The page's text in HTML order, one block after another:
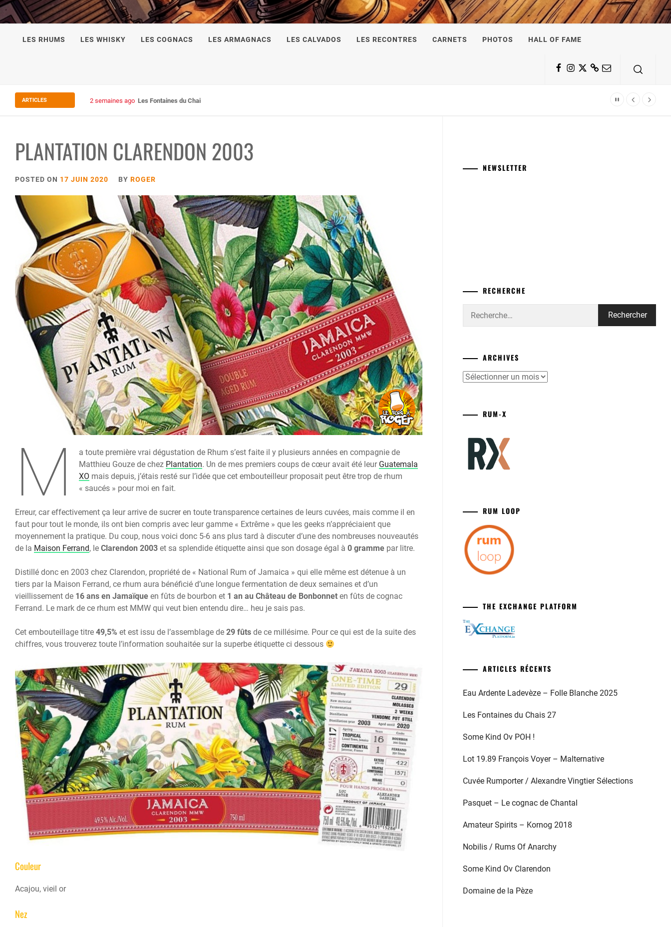
LES RHUMS LES WHISKY LES COGNACS LES ARMAGNACS LES CALVADOS LES RECONTRES CARNETS PHOTOS HALL OF FAME
Facebook
Instagram
TwitterSubstack
Email
ARTICLES 2 semaines ago Les Fontaines du Chais 27
PLANTATION CLARENDON 2003
POSTED ON 17 JUIN 2020 BY ROGER
M
a toute première vrai dégustation de Rhum s’est faite il y plusieurs années en compagnie de
Matthieu Gouze de chez Plantation. Un de mes premiers coups de cœur avait été leur Guatemala
XO mais depuis, j’étais resté sur l’idée que cet embouteilleur proposait peut être trop de rhum
« saucés » pour moi en fait.
Erreur, car effectivement ça leur arrive de sucrer en toute transparence certaines de leurs cuvées, mais comme il en
faut pour tout le monde, ils ont bien compris avec leur gamme « Extrême » que les geeks n’appréciaient que
moyennement la pratique. Du coup, nous voici donc 5-6 ans plus tard à discuter d’une des nombreuses nouveautés
de la Maison Ferrand, le Clarendon 2003 et sa splendide étiquette ainsi que son dosage égal à 0 gramme par litre.
Distillé donc en 2003 chez Clarendon, propriété de « National Rum of Jamaica » qui elle même est détenue à un
tiers par la Maison Ferrand, ce rhum aura bénéficié d’une longue fermentation de deux semaines et d’un
vieillissement de 16 ans en Jamaïque en fûts de bourbon et 1 an au Château de Bonbonnet en fûts de cognac
Ferrand. Le mark de ce rhum est MMW qui veut bien entendu dire… heu je sais pas.
Cet embouteillage titre 49,5% et est issu de l’assemblage de 29 fûts de ce millésime. Pour ce qui est de la suite des
chiffres, vous trouverez toute l’information souhaitée sur la superbe étiquette ci dessous
Couleur
Acajou, vieil or
Nez
NEWSLETTER
RECHERCHE
ARCHIVES
Archives
RUM-X
RUM LOOP
THE EXCHANGE PLATFORM
ARTICLES RÉCENTS
Eau Ardente Ladevèze – Folle Blanche 2025
Les Fontaines du Chais 27
Some Kind Ov POH !
Lot 19.89 François Voyer – Malternative
Cuvée Rumporter / Alexandre Vingtier Sélections
Pasquet – Le cognac de Chantal
Amateur Spirits – Kornog 2018
Nobilis / Rums Of Anarchy
Some Kind Ov Clarendon
Domaine de la Pèze